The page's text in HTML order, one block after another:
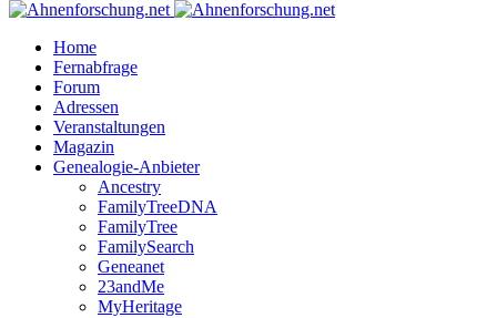
Home
Fernabfrage
Forum
Adressen
Veranstaltungen
Magazin
Genealogie-Anbieter
Ancestry
FamilyTreeDNA
FamilyTree
FamilySearch
Geneanet
23andMe
MyHeritage